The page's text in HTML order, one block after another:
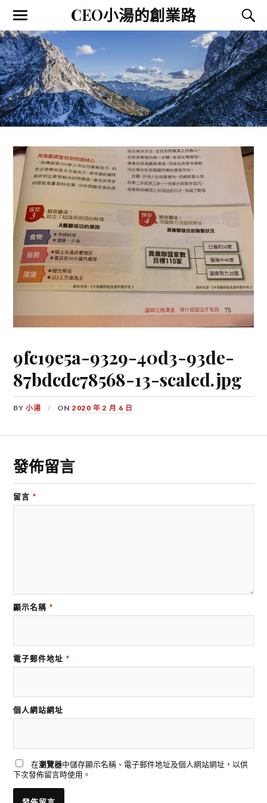
CEO小湯的創業路
9fc19e5a-9329-40d3-93de-
87bdcdc78568-13-scaled.jpg
BY小湯 ON2020 年 2 月 6 日
發佈留言
留言 *
顯示名稱 *
電子郵件地址 *
個人網站網址
在瀏覽器中儲存顯示名稱、電子郵件地址及個人網站網址，以供
下次發佈留言時使用。